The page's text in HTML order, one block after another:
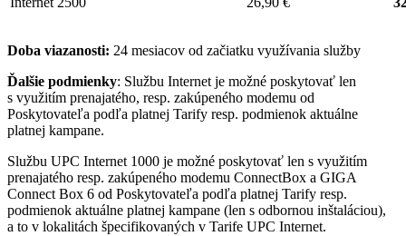
Doba viazanosti: 24 mesiacov od začiatku využívania služby
Ďalšie podmienky: Službu Internet je možné poskytovať len
s využitím prenajatého, resp. zakúpeného modemu od
Poskytovateľa podľa platnej Tarify resp. podmienok aktuálne
platnej kampane.
Službu UPC Internet 1000 je možné poskytovať len s využitím
prenajatého resp. zakúpeného modemu ConnectBox a GIGA
Connect Box 6 od Poskytovateľa podľa platnej Tarify resp.
podmienok aktuálne platnej kampane (len s odbornou inštaláciou),
a to v lokalitách špecifikovaných v Tarife UPC Internet.